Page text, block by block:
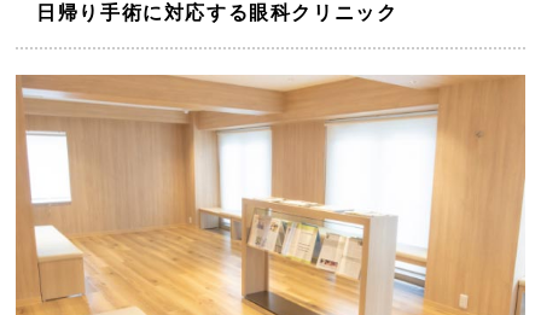
日帰り手術に対応する眼科クリニック